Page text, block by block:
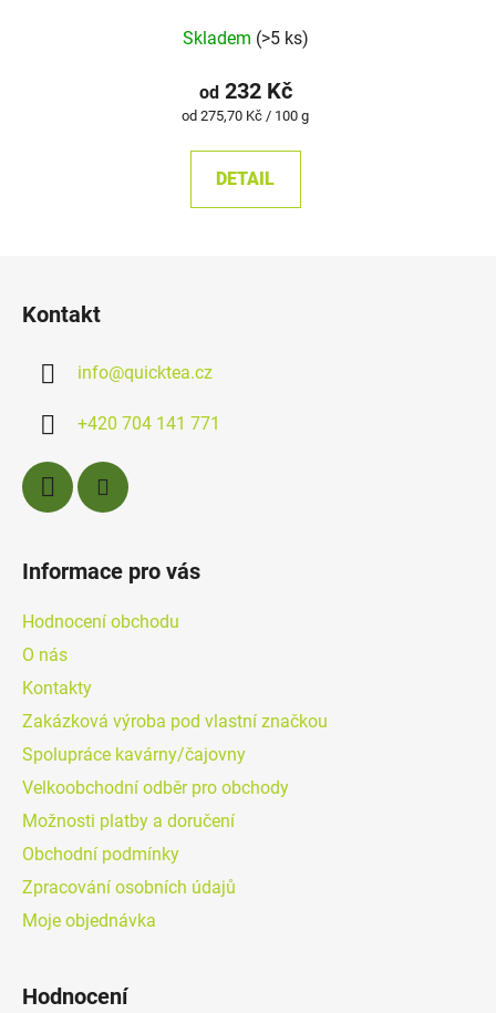
hodnocení
produktu
je
z
Skladem (>5 ks)
od232 Kč
Měrná
od 275,70 Kč / 100 g
DETAIL
Kontakt
info@quicktea.cz
+420 704 141 771
Informace pro vás
Hodnocení obchodu
O nás
Kontakty
Zakázková výroba pod vlastní značkou
Spolupráce kavárny/čajovny
Velkoobchodní odběr pro obchody
Možnosti platby a doručení
Obchodní podmínky
Zpracování osobních údajů
Moje objednávka
Hodnocení